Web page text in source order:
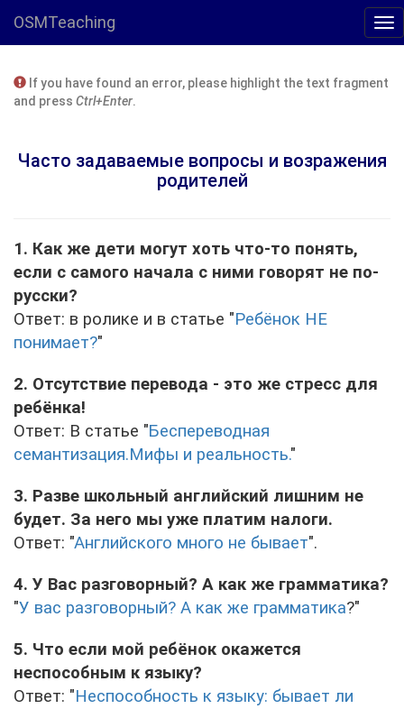
OSMTeaching
If you have found an error, please highlight the text fragment
and press Ctrl+Enter.
Часто задаваемые вопросы и возражения
родителей
1. Как же дети могут хоть что-то понять,
если с самого начала с ними говорят не по-
русски?
Ответ: в ролике и в статье "Ребёнок НЕ
понимает?"
2. Отсутствие перевода - это же стресс для
ребёнка!
Ответ: В статье "Беспереводная
семантизация.Мифы и реальность."
3. Разве школьный английский лишним не
будет. За него мы уже платим налоги.
Ответ: "Английского много не бывает".
4. У Вас разговорный? А как же грамматика?
"У вас разговорный? А как же грамматика?"
5. Что если мой ребёнок окажется
неспособным к языку?
Ответ: "Неспособность к языку: бывает ли